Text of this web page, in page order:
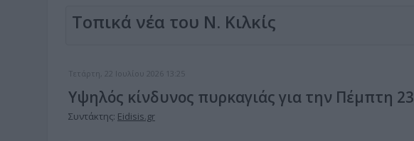
Τοπικά νέα του Ν. Κιλκίς
Τετάρτη, 22 Ιουλίου 2026 13:25
Υψηλός κίνδυνος πυρκαγιάς για την Πέμπτη
Συντάκτης: Eidisis.gr